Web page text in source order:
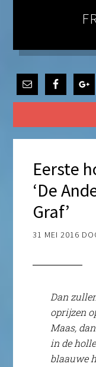
Eerste
‘De
Graf’
31 MEI 2016
Dan
oprijzen
Maas,
in de
blaauwe